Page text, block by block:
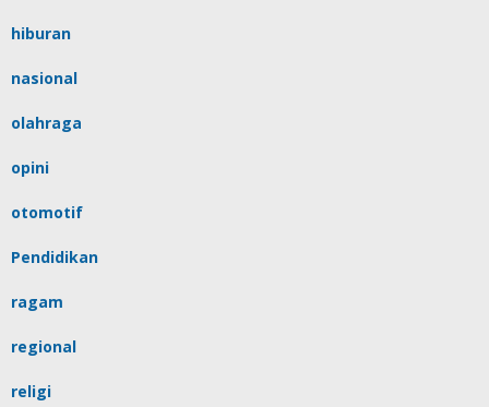
hiburan
nasional
olahraga
opini
otomotif
Pendidikan
ragam
regional
religi